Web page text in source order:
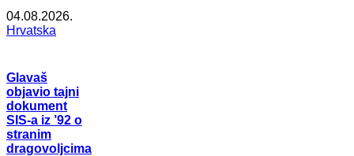
04.08.2026.
Hrvatska
Glavaš
objavio tajni
dokument
SIS-a iz ’92 o
stranim
dragovoljcima